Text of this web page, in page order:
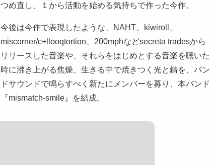
つめ直し、１から活動を始める気持ちで作った今作。
今後は今作で表現したような、NAHT、kiwiroll、
miscorner/c+llooqtortion、200mphなどsecreta tradesから
リリースした音楽や、それらをはじめとする音楽を聴いた
時に沸き上がる焦燥、生きる中で焼きつく光と錆を、バン
ドサウンドで鳴らすべく新たにメンバーを募り、本バンド
『mismatch-smile』を結成。